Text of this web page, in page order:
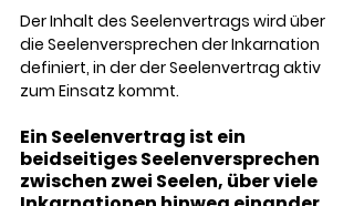
Der Inhalt des Seelenvertrags wird über
die Seelenversprechen der Inkarnation
definiert, in der der Seelenvertrag aktiv
zum Einsatz kommt.
Ein Seelenvertrag ist ein
beidseitiges Seelenversprechen
zwischen zwei Seelen, über viele